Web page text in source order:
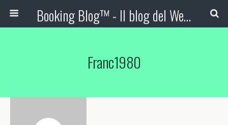
Booking Blog™ - Il blog del Web Marketing Turistico
Franc1980